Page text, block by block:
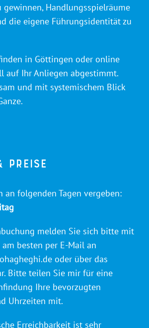
gewinnen, Handlungsspielräume
die eigene Führungsidentität zu
in Göttingen oder online
auf Ihr Anliegen abgestimmt.
und mit systemischem Blick
Preise
an folgenden Tagen vergeben:
melden Sie sich bitte mit
besten per E-Mail an
oder über das
Bitte teilen Sie mir für eine
Ihre bevorzugten
Uhrzeiten mit.
Erreichbarkeit ist sehr